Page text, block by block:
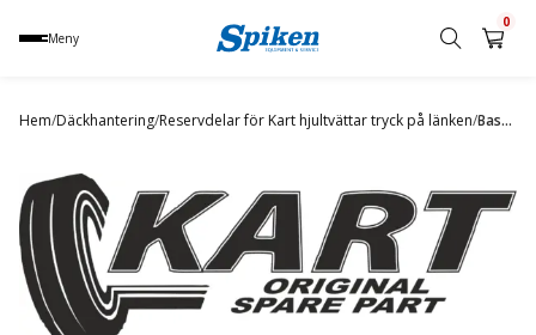
Meny
namn,
eller
varumärke
0
Hem/Däckhantering/Reservdelar för Kart hjultvättar tryck på länken/ Basket